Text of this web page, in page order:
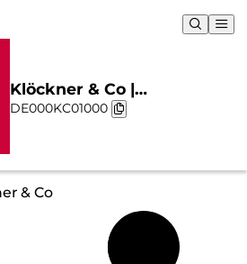
Klöckner & Co |
Nachhaltigkeit & Chart
DE000KC01000
& Co